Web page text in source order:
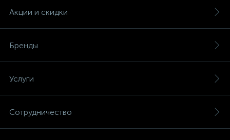
Акции и скидки
Бренды
Услуги
Сотрудничество